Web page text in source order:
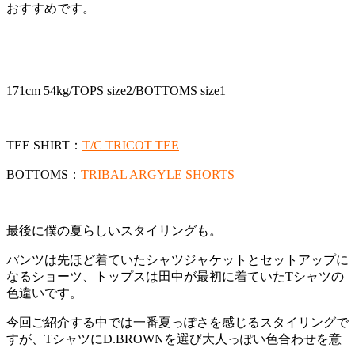
おすすめです。
171cm 54kg/TOPS size2/BOTTOMS size1
TEE SHIRT： T/C TRICOT TEE
BOTTOMS： TRIBAL ARGYLE SHORTS
最後に僕の夏らしいスタイリングも。
パンツは先ほど着ていたシャツジャケットとセットアップに
なるショーツ、トップスは田中が最初に着ていたTシャツの
色違いです。
今回ご紹介する中では一番夏っぽさを感じるスタイリングで
すが、TシャツにD.BROWNを選び大人っぽい色合わせを意